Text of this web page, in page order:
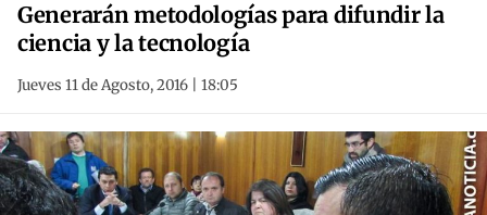
Generarán metodologías para difundir la
ciencia y la tecnología
Jueves 11 de Agosto, 2016 | 18:05